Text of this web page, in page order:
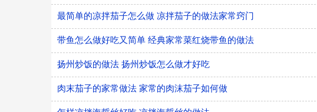
最简单的凉拌茄子怎么做 凉拌茄子的做法家常窍门
带鱼怎么做好吃又简单 经典家常菜红烧带鱼的做法
扬州炒饭的做法 扬州炒饭怎么做才好吃
肉末茄子的家常做法 家常的肉沫茄子如何做